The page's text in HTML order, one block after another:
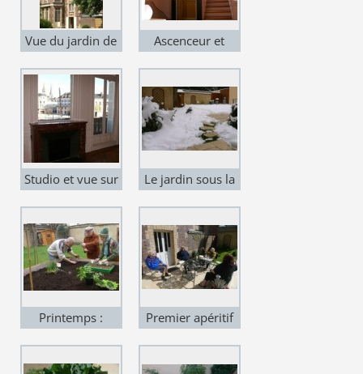
Vue du jardin de
retraite
Ascenceur et
Studio et vue sur
Le jardin sous la
Printemps :
Premier apéritif